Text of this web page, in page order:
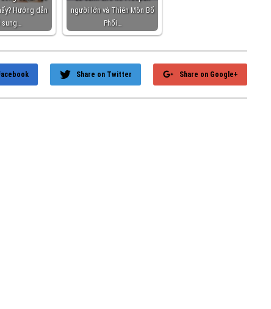
Hướng dẫn
sung…
người lớn và Thiên Môn Bổ
Phổi…
Share on Google+
Share on Twitter